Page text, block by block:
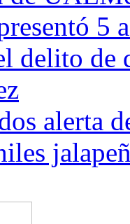
5
delito de
alerta